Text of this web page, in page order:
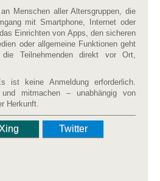
Menschen aller Altersgruppen, die
mit Smartphone, Internet oder
Einrichten von Apps, den sicheren
oder allgemeine Funktionen geht
Teilnehmenden direkt vor Ort,
ist keine Anmeldung erforderlich.
und mitmachen – unabhängig von
Herkunft.
Xing
Twitter